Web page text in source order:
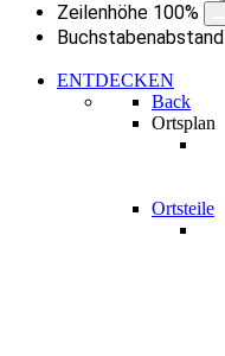
Zeilenhöhe 100%
Buchstabenabstand
ENTDECKEN
Back
Ortsplan
Ortsteile